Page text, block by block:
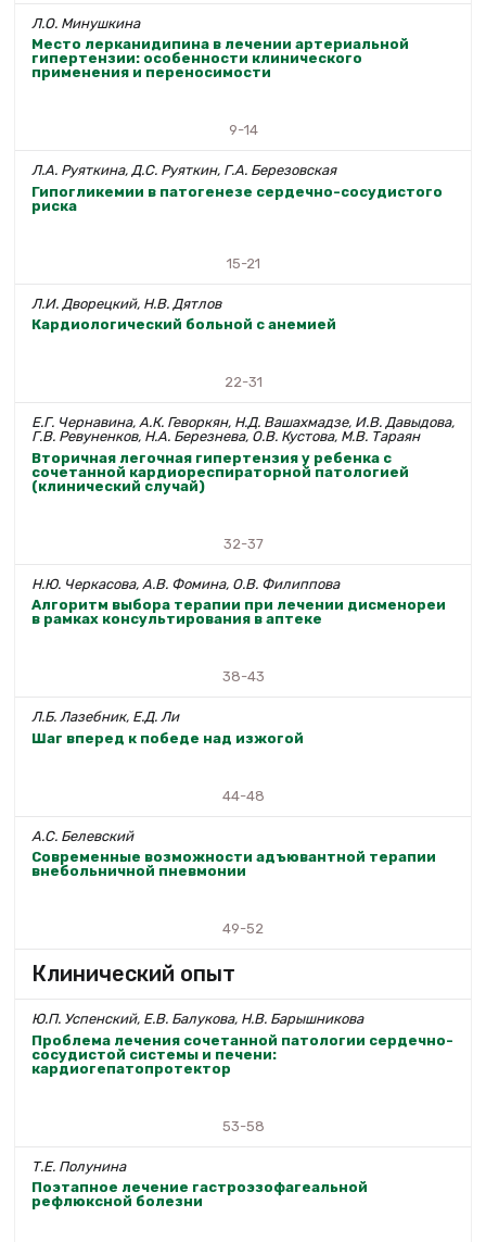
Л.О. Минушкина
Место лерканидипина в лечении артериальной
гипертензии: особенности клинического
применения и переносимости
9-14
Л.А. Руяткина, Д.С. Руяткин, Г.А. Березовская
Гипогликемии в патогенезе сердечно-сосудистого
риска
15-21
Л.И. Дворецкий, Н.В. Дятлов
Кардиологический больной с анемией
22-31
Е.Г. Чернавина, А.К. Геворкян, Н.Д. Вашахмадзе, И.В. Давыдова,
Г.В. Ревуненков, Н.А. Березнева, О.В. Кустова, М.В. Тараян
Вторичная легочная гипертензия у ребенка с
сочетанной кардиореспираторной патологией
(клинический случай)
32-37
Н.Ю. Черкасова, А.В. Фомина, О.В. Филиппова
Алгоритм выбора терапии при лечении дисменореи
в рамках консультирования в аптеке
38-43
Л.Б. Лазебник, Е.Д. Ли
Шаг вперед к победе над изжогой
44-48
А.С. Белевский
Современные возможности адъювантной терапии
внебольничной пневмонии
49-52
Клинический опыт
Ю.П. Успенский, Е.В. Балукова, Н.В. Барышникова
Проблема лечения сочетанной патологии сердечно-
сосудистой системы и печени:
кардиогепатопротектор
53-58
Т.Е. Полунина
Поэтапное лечение гастроэзофагеальной
рефлюксной болезни